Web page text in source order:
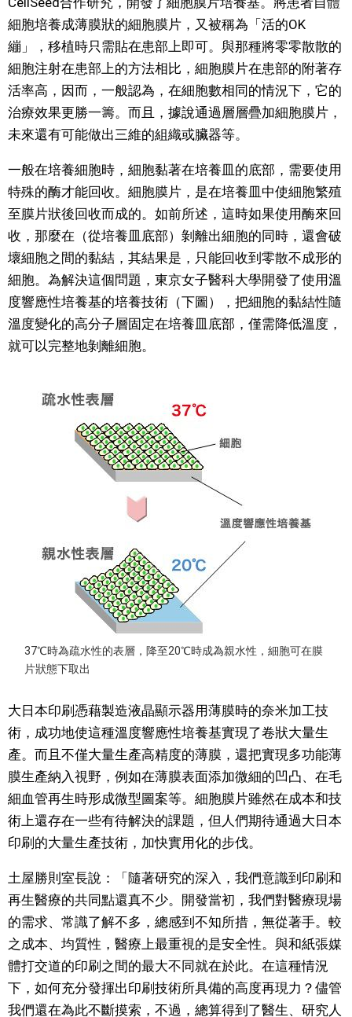
細胞培養成薄膜狀的細胞膜片，又被稱為「活的OK
繃」，移植時只需貼在患部上即可。與那種將零零散散的
細胞注射在患部上的方法相比，細胞膜片在患部的附著存
活率高，因而，一般認為，在細胞數相同的情況下，它的
治療效果更勝一籌。而且，據說通過層層疊加細胞膜片，
未來還有可能做出三維的組織或臟器等。
一般在培養細胞時，細胞黏著在培養皿的底部，需要使用
特殊的酶才能回收。細胞膜片，是在培養皿中使細胞繁殖
至膜片狀後回收而成的。如前所述，這時如果使用酶來回
收，那麼在（從培養皿底部）剝離出細胞的同時，還會破
壞細胞之間的黏結，其結果是，只能回收到零散不成形的
細胞。為解決這個問題，東京女子醫科大學開發了使用溫
度響應性培養基的培養技術（下圖），把細胞的黏結性隨
溫度變化的高分子層固定在培養皿底部，僅需降低溫度，
就可以完整地剝離細胞。
37℃時為疏水性的表層，降至20℃時成為親水性，細胞可在膜
片狀態下取出
大日本印刷憑藉製造液晶顯示器用薄膜時的奈米加工技
術，成功地使這種溫度響應性培養基實現了卷狀大量生
產。而且不僅大量生產高精度的薄膜，還把實現多功能薄
膜生產納入視野，例如在薄膜表面添加微細的凹凸、在毛
細血管再生時形成微型圖案等。細胞膜片雖然在成本和技
術上還存在一些有待解決的課題，但人們期待通過大日本
印刷的大量生產技術，加快實用化的步伐。
土屋勝則室長說：「隨著研究的深入，我們意識到印刷和
再生醫療的共同點還真不少。開發當初，我們對醫療現場
的需求、常識了解不多，總感到不知所措，無從著手。較
之成本、均質性，醫療上最重視的是安全性。與和紙張媒
體打交道的印刷之間的最大不同就在於此。在這種情況
下，如何充分發揮出印刷技術所具備的高度再現力？儘管
我們還在為此不斷摸索，不過，總算得到了醫生、研究人